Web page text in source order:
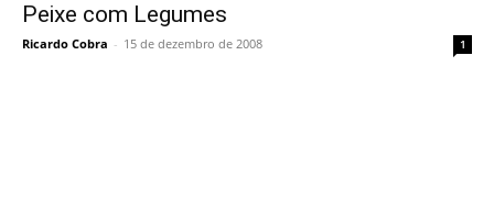
Peixe com Legumes
Ricardo Cobra - 15 de dezembro de 2008 1